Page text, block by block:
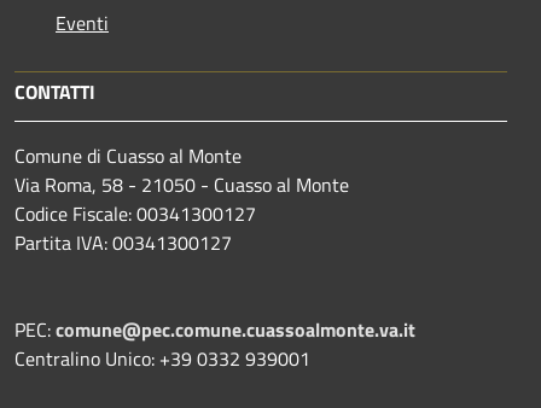
Eventi
CONTATTI
Comune di Cuasso al Monte
Via Roma, 58 - 21050 - Cuasso al Monte
Codice Fiscale: 00341300127
Partita IVA: 00341300127
PEC:comune@pec.comune.cuassoalmonte.va.it
Centralino Unico: +39 0332 939001